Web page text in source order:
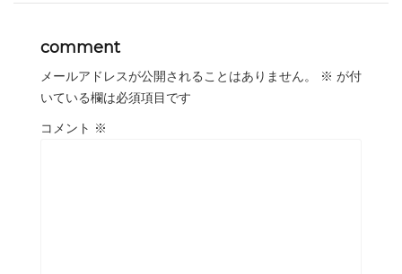
comment
メールアドレスが公開されることはありません。 ※ が付
いている欄は必須項目です
コメント ※